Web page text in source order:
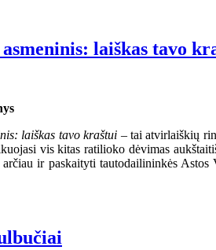
laiškas tavo
laiškas tavo kraštui – tai atvirlaiškių
vis kitas ratilioko dėvimas
ir paskaityti tautodailininkės